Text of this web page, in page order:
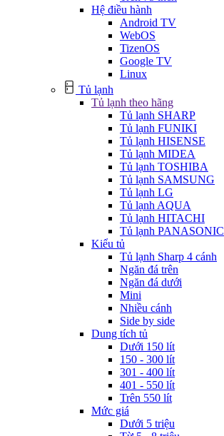
Hệ điều hành
Android TV
WebOS
TizenOS
Google TV
Linux
Tủ lạnh
Tủ lạnh theo hãng
Tủ lạnh SHARP
Tủ lạnh FUNIKI
Tủ lạnh HISENSE
Tủ lạnh MIDEA
Tủ lạnh TOSHIBA
Tủ lạnh SAMSUNG
Tủ lạnh LG
Tủ lạnh AQUA
Tủ lạnh HITACHI
Tủ lạnh PANASONIC
Kiểu tủ
Tủ lạnh Sharp 4 cánh
Ngăn đá trên
Ngăn đá dưới
Mini
Nhiều cánh
Side by side
Dung tích tủ
Dưới 150 lít
150 - 300 lít
301 - 400 lít
401 - 550 lít
Trên 550 lít
Mức giá
Dưới 5 triệu